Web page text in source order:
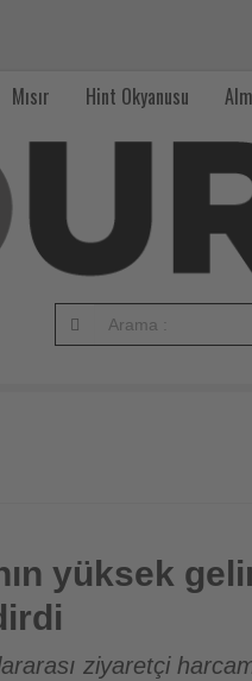
Mısır Hint Okyanusu
turizm pazarındaki
yüksek
ziyaretçi